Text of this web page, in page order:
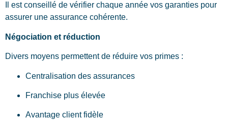
Il est conseillé de vérifier chaque année vos garanties pour
assurer une assurance cohérente.
Négociation et réduction
Divers moyens permettent de réduire vos primes :
Centralisation des assurances
Franchise plus élevée
Avantage client fidèle